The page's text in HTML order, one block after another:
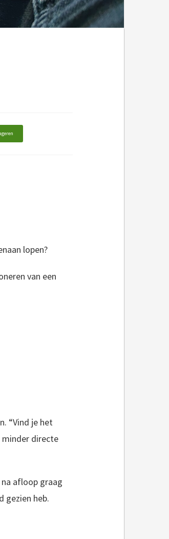
lopen?
van een
“Vind je het
minder directe
afloop graag
gezien heb.